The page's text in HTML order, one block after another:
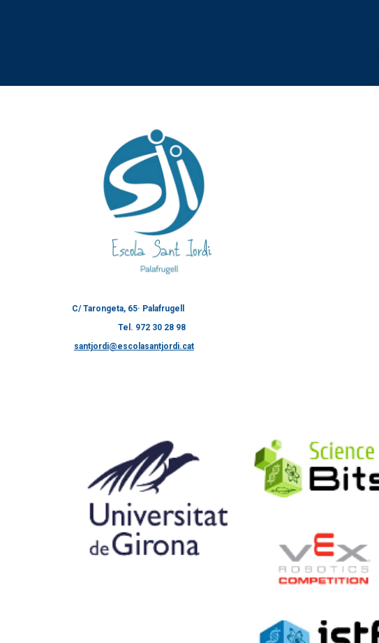
C/ Tarongeta, 65· Palafrugell
Tel. 972 30 28 98
santjordi@escolasantjordi.cat